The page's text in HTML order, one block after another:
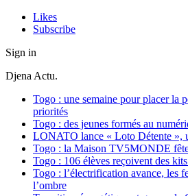
Likes
Subscribe
Sign in
Djena Actu.
Togo : une semaine pour placer la
priorités
Togo : des jeunes formés au
LONATO lance « Loto Détente »,
Togo : la Maison TV5MONDE fête
Togo : 106 élèves reçoivent des
Togo : l’électrification avance, les
l’ombre